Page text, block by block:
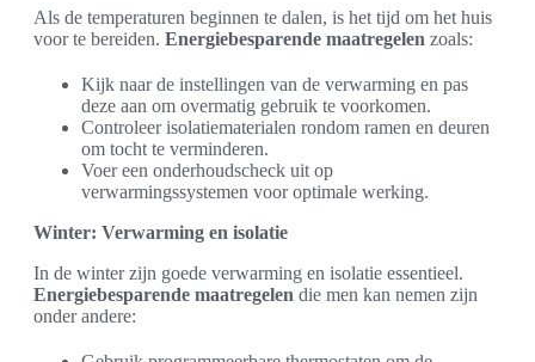
Als de temperaturen beginnen te dalen, is het tijd om het huis
voor te bereiden. Energiebesparende maatregelen zoals:
Kijk naar de instellingen van de verwarming en pas
deze aan om overmatig gebruik te voorkomen.
Controleer isolatiematerialen rondom ramen en deuren
om tocht te verminderen.
Voer een onderhoudscheck uit op
verwarmingssystemen voor optimale werking.
Winter: Verwarming en isolatie
In de winter zijn goede verwarming en isolatie essentieel.
Energiebesparende maatregelen die men kan nemen zijn
onder andere: